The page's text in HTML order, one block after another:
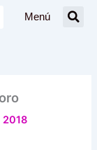
Menú
2018